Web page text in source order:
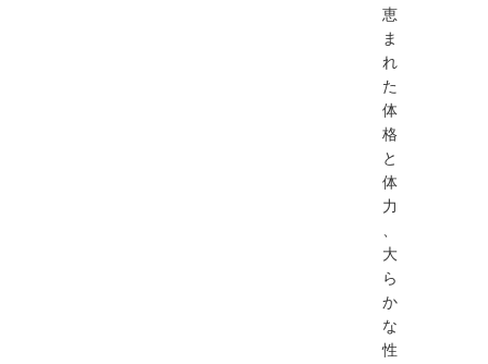
恵
ま
れ
た
体
格
と
体
力
大
ら
か
な
性